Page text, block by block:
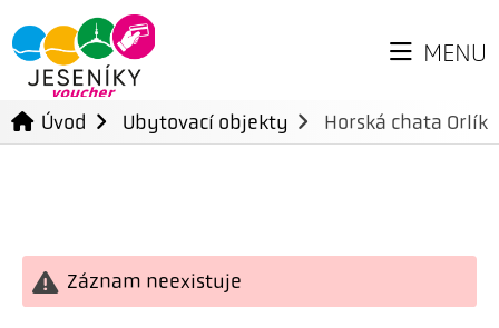
MENU
Úvod Ubytovací objekty Horská chata Orlík
Záznam neexistuje